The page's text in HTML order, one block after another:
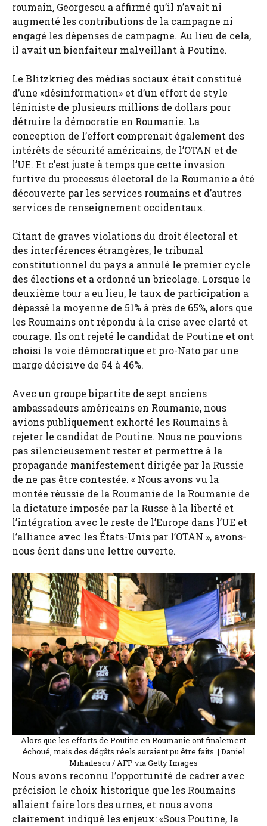
roumain, Georgescu a affirmé qu’il n’avait ni
augmenté les contributions de la campagne ni
engagé les dépenses de campagne. Au lieu de cela,
il avait un bienfaiteur malveillant à Poutine.
Le Blitzkrieg des médias sociaux était constitué
d’une «désinformation» et d’un effort de style
léniniste de plusieurs millions de dollars pour
détruire la démocratie en Roumanie. La
conception de l’effort comprenait également des
intérêts de sécurité américains, de l’OTAN et de
l’UE. Et c’est juste à temps que cette invasion
furtive du processus électoral de la Roumanie a été
découverte par les services roumains et d’autres
services de renseignement occidentaux.
Citant de graves violations du droit électoral et
des interférences étrangères, le tribunal
constitutionnel du pays a annulé le premier cycle
des élections et a ordonné un bricolage. Lorsque le
deuxième tour a eu lieu, le taux de participation a
dépassé la moyenne de 51% à près de 65%, alors que
les Roumains ont répondu à la crise avec clarté et
courage. Ils ont rejeté le candidat de Poutine et ont
choisi la voie démocratique et pro-Nato par une
marge décisive de 54 à 46%.
Avec un groupe bipartite de sept anciens
ambassadeurs américains en Roumanie, nous
avions publiquement exhorté les Roumains à
rejeter le candidat de Poutine. Nous ne pouvions
pas silencieusement rester et permettre à la
propagande manifestement dirigée par la Russie
de ne pas être contestée. « Nous avons vu la
montée réussie de la Roumanie de la Roumanie de
la dictature imposée par la Russe à la liberté et
l’intégration avec le reste de l’Europe dans l’UE et
l’alliance avec les États-Unis par l’OTAN », avons-
nous écrit dans une lettre ouverte.
Alors que les efforts de Poutine en Roumanie ont finalement
échoué, mais des dégâts réels auraient pu être faits. | Daniel
Mihailescu / AFP via Getty Images
Nous avons reconnu l’opportunité de cadrer avec
précision le choix historique que les Roumains
allaient faire lors des urnes, et nous avons
clairement indiqué les enjeux: «Sous Poutine, la